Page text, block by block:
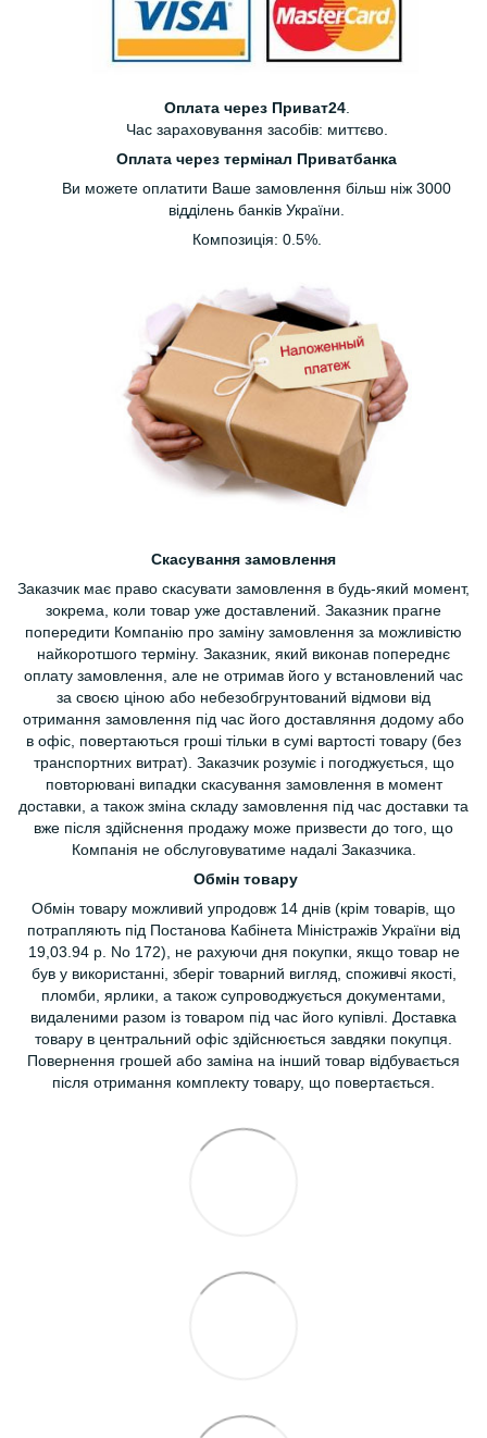
Оплата через Приват24.
Час зараховування засобів: миттєво.
Оплата через термінал Приватбанка
Ви можете оплатити Ваше замовлення більш ніж 3000
відділень банків України.
Композиція: 0.5%.
Скасування замовлення
Заказчик має право скасувати замовлення в будь-який момент,
зокрема, коли товар уже доставлений. Заказник прагне
попередити Компанію про заміну замовлення за можливістю
найкоротшого терміну. Заказник, який виконав попереднє
оплату замовлення, але не отримав його у встановлений час
за своєю ціною або небезобгрунтований відмови від
отримання замовлення під час його доставляння додому або
в офіс, повертаються гроші тільки в сумі вартості товару (без
транспортних витрат). Заказчик розуміє і погоджується, що
повторювані випадки скасування замовлення в момент
доставки, а також зміна складу замовлення під час доставки та
вже після здійснення продажу може призвести до того, що
Компанія не обслуговуватиме надалі Заказчика.
Обмін товару
Обмін товару можливий упродовж 14 днів (крім товарів, що
потрапляють під Постанова Кабінета Міністражів України від
19,03.94 р. No 172), не рахуючи дня покупки, якщо товар не
був у використанні, зберіг товарний вигляд, споживчі якості,
пломби, ярлики, а також супроводжується документами,
видаленими разом із товаром під час його купівлі. Доставка
товару в центральний офіс здійснюється завдяки покупця.
Повернення грошей або заміна на інший товар відбувається
після отримання комплекту товару, що повертається.